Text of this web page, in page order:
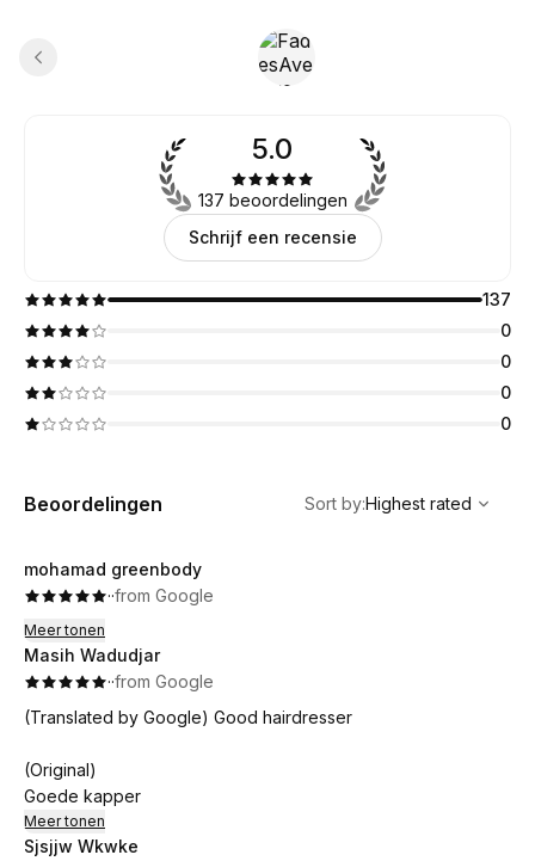
5.0
137 beoordelingen
Schrijf een recensie
137
0
0
0
0
Beoordelingen
Highest rated
Sort by:Highest rated
mohamad greenbody
··from Google
Meer tonen
Masih Wadudjar
··from Google
(Translated by Google) Good hairdresser
(Original)
Goede kapper
Meer tonen
Sjsjjw Wkwke